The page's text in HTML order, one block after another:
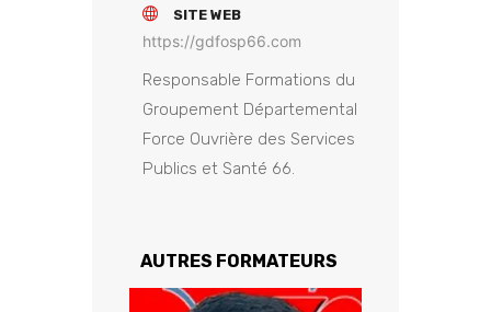
SITE WEB
https://gdfosp66.com
Responsable Formations du
Groupement Départemental
Force Ouvrière des Services
Publics et Santé 66.
AUTRES FORMATEURS